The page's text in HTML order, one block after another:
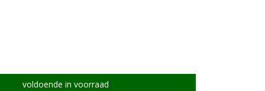
voldoende in voorraad